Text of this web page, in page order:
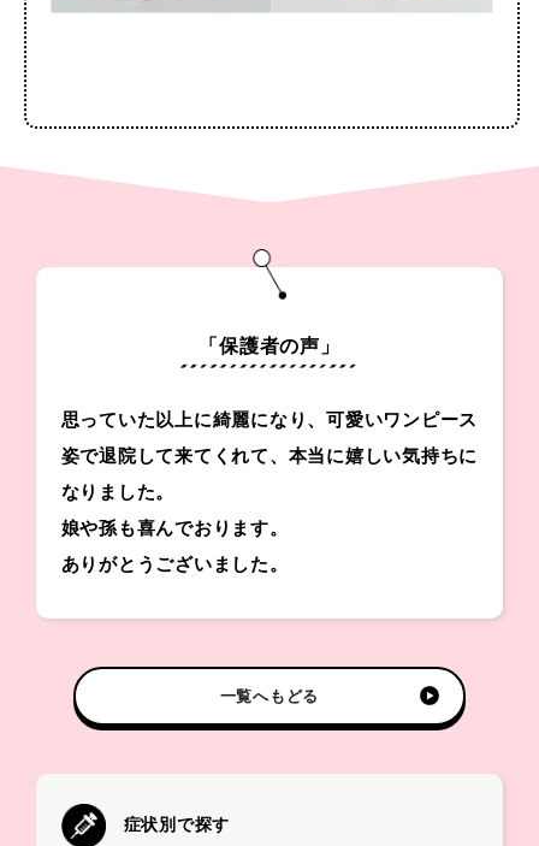
「保護者の声」
思っていた以上に綺麗になり、可愛いワンピース
姿で退院して来てくれて、本当に嬉しい気持ちに
なりました。
娘や孫も喜んでおります。
ありがとうございました。
一覧へもどる
症状別で探す